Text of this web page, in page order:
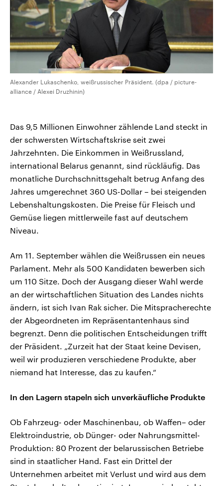
Alexander Lukaschenko, weißrussischer Präsident. (dpa / picture-
alliance / Alexei Druzhinin)
Das 9,5 Millionen Einwohner zählende Land steckt in
der schwersten Wirtschaftskrise seit zwei
Jahrzehnten. Die Einkommen in Weißrussland,
international Belarus genannt, sind rückläufig. Das
monatliche Durchschnittsgehalt betrug Anfang des
Jahres umgerechnet 360 US-Dollar – bei steigenden
Lebenshaltungskosten. Die Preise für Fleisch und
Gemüse liegen mittlerweile fast auf deutschem
Niveau.
Am 11. September wählen die Weißrussen ein neues
Parlament. Mehr als 500 Kandidaten bewerben sich
um 110 Sitze. Doch der Ausgang dieser Wahl werde
an der wirtschaftlichen Situation des Landes nichts
ändern, ist sich Ivan Rak sicher. Die Mitspracherechte
der Abgeordneten im Repräsentantenhaus sind
begrenzt. Denn die politischen Entscheidungen trifft
der Präsident. „Zurzeit hat der Staat keine Devisen,
weil wir produzieren verschiedene Produkte, aber
niemand hat Interesse, das zu kaufen.“
In den Lagern stapeln sich unverkäufliche Produkte
Ob Fahrzeug- oder Maschinenbau, ob Waffen– oder
Elektroindustrie, ob Dünger- oder Nahrungsmittel-
Produktion: 80 Prozent der belarussischen Betriebe
sind in staatlicher Hand. Fast ein Drittel der
Unternehmen arbeitet mit Verlust und wird aus dem